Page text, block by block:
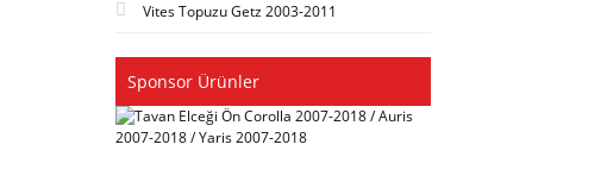
Vites Topuzu Getz 2003-2011
Sponsor Ürünler